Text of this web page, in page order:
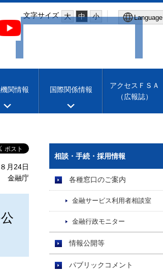
文字サイズ 大 中 小 Language
Machine translation
関情報 国際関係情報
アクセスＦＳＡ
（広報誌）
月24日
金融庁
相談・手続・採用情報
各種窓口のご案内
金融サービス利用者相談室
金融行政モニター
情報公開等
パブリックコメント